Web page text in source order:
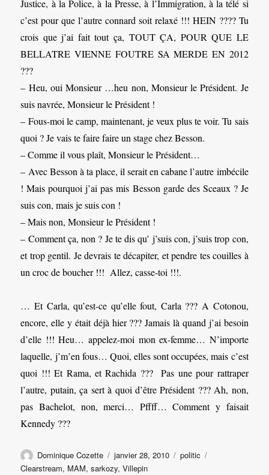
Justice, à la Police, à la Presse, à l’Immigration, à la télé si
c’est pour que l’autre connard soit relaxé !!! HEIN ???? Tu
crois que j’ai fait tout ça, TOUT ÇA, POUR QUE LE
BELLATRE VIENNE FOUTRE SA MERDE EN 2012
???
– Heu, oui Monsieur …heu non, Monsieur le Président. Je
suis navrée, Monsieur le Président !
– Fous-moi le camp, maintenant, je veux plus te voir. Tu sais
quoi ? Je vais te faire faire un stage chez Besson.
– Comme il vous plaît, Monsieur le Président…
– Avec Besson à ta place, il serait en cabane l’autre imbécile
! Mais pourquoi j’ai pas mis Besson garde des Sceaux ? Je
suis con, mais je suis con !
– Mais non, Monsieur le Président !
– Comment ça, non ? Je te dis qu’ j’suis con, j’suis trop con,
et trop gentil. Je devrais te décapiter, et pendre tes couilles à
un croc de boucher !!! Allez, casse-toi !!!.
… Et Carla, qu’est-ce qu’elle fout, Carla ??? A Cotonou,
encore, elle y était déjà hier ??? Jamais là quand j’ai besoin
d’elle !!! Heu… appelez-moi mon ex-femme… N’importe
laquelle, j’m’en fous… Quoi, elles sont occupées, mais c’est
quoi !!! Et Rama, et Rachida ??? Pas une pour rattraper
l’autre, putain, ça sert à quoi d’être Président ??? Ah, non,
pas Bachelot, non, merci… Pffff… Comment y faisait
Kennedy ???
Auteur
Dominique Cozette
Publié
le
janvier 28, 2010 Catégories
politic
Clearstream, MAM,sarkozy,Villepin